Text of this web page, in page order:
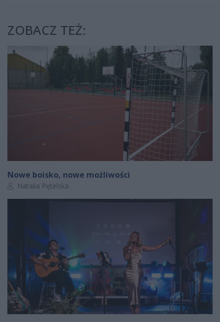
ZOBACZ TEŻ:
Nowe boisko, nowe możliwości
Autor artykułu:
Natalia Pętelska